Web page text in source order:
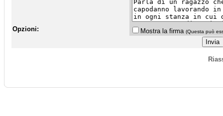
Opzioni: Mostra la firma (Questa può